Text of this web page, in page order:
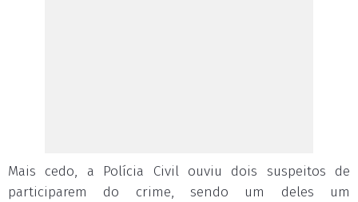
Mais cedo, a Polícia Civil ouviu dois suspeitos de
participarem do crime, sendo um deles um